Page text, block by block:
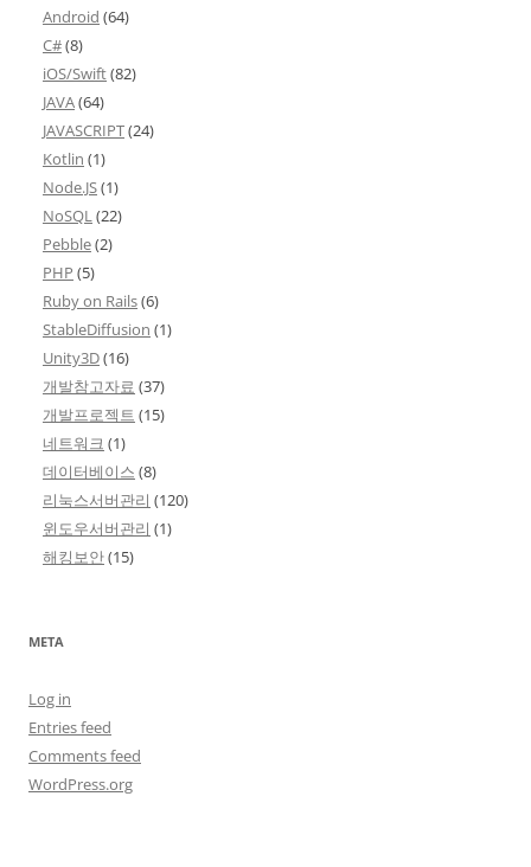
Android (64)
C#(8)
iOS/Swift(82)
JAVA(64)
JAVASCRIPT(24)
Kotlin (1)
Node.JS(1)
NoSQL(22)
Pebble(2)
PHP (5)
Ruby on Rails(6)
StableDiffusion (1)
Unity3D(16)
개발참고자료 (37)
개발프로젝트 (15)
네트워크 (1)
데이터베이스 (8)
리눅스서버관리 (120)
윈도우서버관리 (1)
해킹보안(15)
META
Log in
Entries feed
Comments feed
WordPress.org